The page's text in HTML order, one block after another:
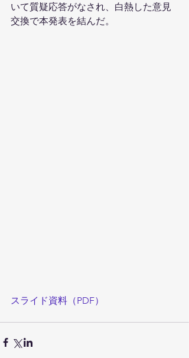
いて質疑応答がなされ、白熱した意見
交換で本発表を結んだ。
スライド資料（PDF）